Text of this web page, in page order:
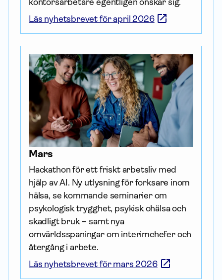
kontorsarbetare egentligen önskar sig.
Läs nyhetsbrevet för april 2026
Mars
Hackathon för ett friskt arbetsliv med
hjälp av AI. Ny utlysning för forksare inom
hälsa, se kommande seminarier om
psykologisk trygghet, psykisk ohälsa och
skadligt bruk – samt nya
omvärldsspaningar om interimchefer och
återgång i arbete.
Läs nyhetsbrevet för mars 2026